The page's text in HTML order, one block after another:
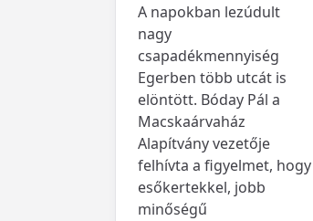
A napokban lezúdult
nagy
csapadékmennyiség
Egerben több utcát is
elöntött. Bóday Pál a
Macskaárvaház
Alapítvány vezetője
felhívta a figyelmet, hogy
esőkertekkel, jobb
minőségű